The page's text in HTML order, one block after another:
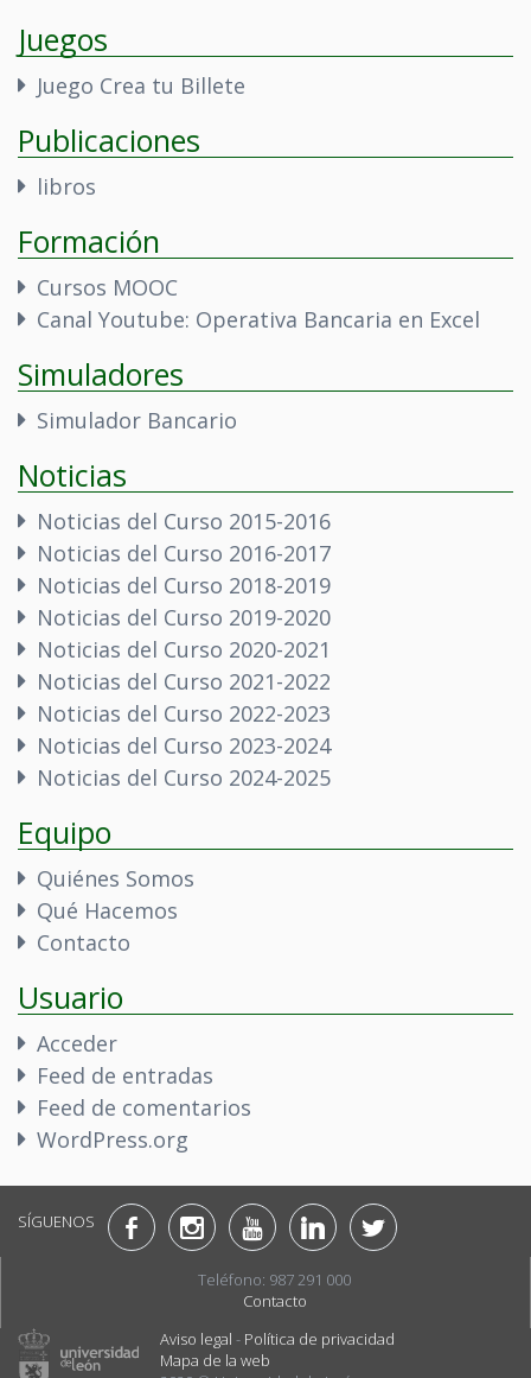
Juegos
Juego Crea tu Billete
Publicaciones
libros
Formación
Cursos MOOC
Canal Youtube: Operativa Bancaria en Excel
Simuladores
Simulador Bancario
Noticias
Noticias del Curso 2015-2016
Noticias del Curso 2016-2017
Noticias del Curso 2018-2019
Noticias del Curso 2019-2020
Noticias del Curso 2020-2021
Noticias del Curso 2021-2022
Noticias del Curso 2022-2023
Noticias del Curso 2023-2024
Noticias del Curso 2024-2025
Equipo
Quiénes Somos
Qué Hacemos
Contacto
Usuario
Acceder
Feed de entradas
Feed de comentarios
WordPress.org
SÍGUENOS
Teléfono: 987 291 000
Contacto
Aviso legal - Política de privacidad
Mapa de la web